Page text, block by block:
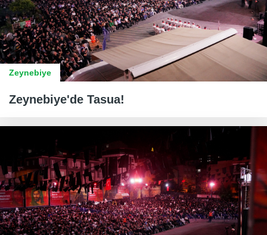
Zeynebiye
Zeynebiye'de Tasua!